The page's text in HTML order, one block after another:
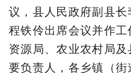
议，县人民政府副县长
程铁伶出席会议并作
资源局、农业农村局及
要负责人，各乡镇（